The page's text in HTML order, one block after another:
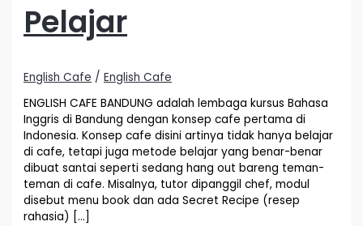
Pelajar
English Cafe /English Cafe
ENGLISH CAFE BANDUNG adalah lembaga kursus Bahasa
Inggris di Bandung dengan konsep cafe pertama di
Indonesia. Konsep cafe disini artinya tidak hanya belajar
di cafe, tetapi juga metode belajar yang benar-benar
dibuat santai seperti sedang hang out bareng teman-
teman di cafe. Misalnya, tutor dipanggil chef, modul
disebut menu book dan ada Secret Recipe (resep
rahasia) […]